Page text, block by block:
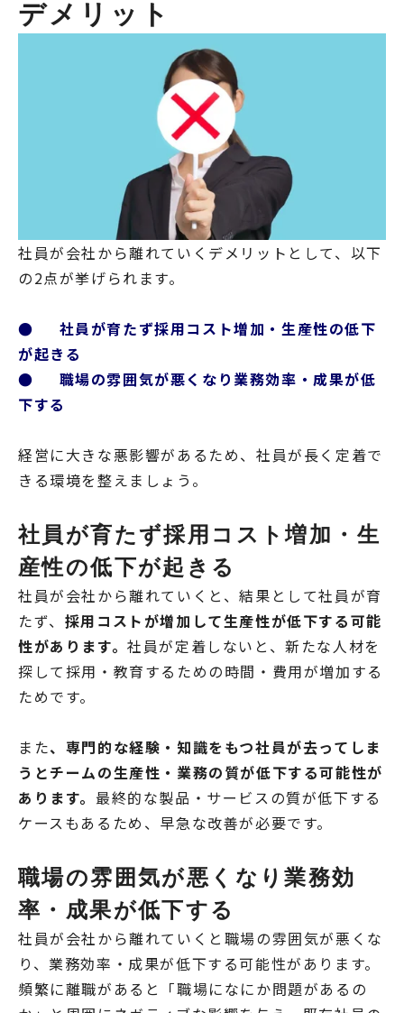
デメリット
社員が会社から離れていくデメリットとして、以下
の2点が挙げられます。
● 社員が育たず採用コスト増加・生産性の低下
が起きる
● 職場の雰囲気が悪くなり業務効率・成果が低
下する
経営に大きな悪影響があるため、社員が長く定着で
きる環境を整えましょう。
社員が育たず採用コスト増加・生
産性の低下が起きる
社員が会社から離れていくと、結果として社員が育
たず、 採用コストが増加して生産性が低下する可能
性があります。社員が定着しないと、新たな人材を
探して採用・教育するための時間・費用が増加する
ためです。
また、専門的な経験・知識をもつ社員が去ってしま
うとチームの生産性・業務の質が低下する可能性が
あります。 最終的な製品・サービスの質が低下する
ケースもあるため、早急な改善が必要です。
職場の雰囲気が悪くなり業務効
率・成果が低下する
社員が会社から離れていくと職場の雰囲気が悪くな
り、業務効率・成果が低下する可能性があります。
頻繁に離職があると「職場になにか問題があるの